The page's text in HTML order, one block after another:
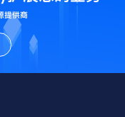
提供商